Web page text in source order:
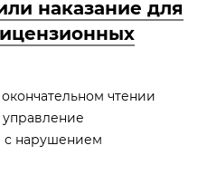
наказание для
чтении
с нарушением